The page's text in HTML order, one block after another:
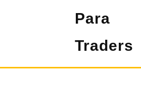
Para
Traders